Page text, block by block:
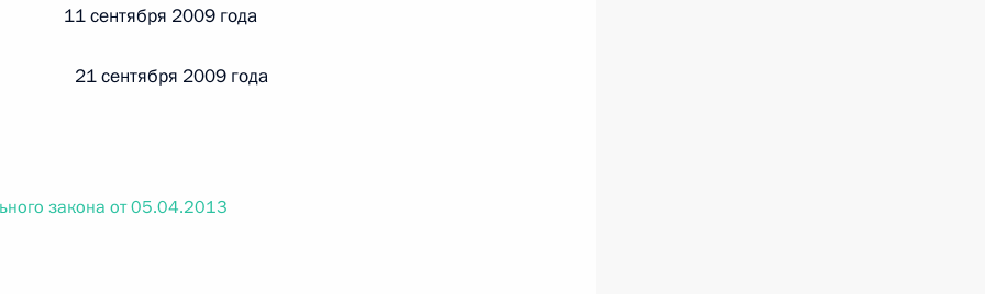
«О присяжных заседателях федеральных судов общей
закона «О государственной регистрации
11 сентября 2009 года
сентября 2009 года
закона от 05.04.2013